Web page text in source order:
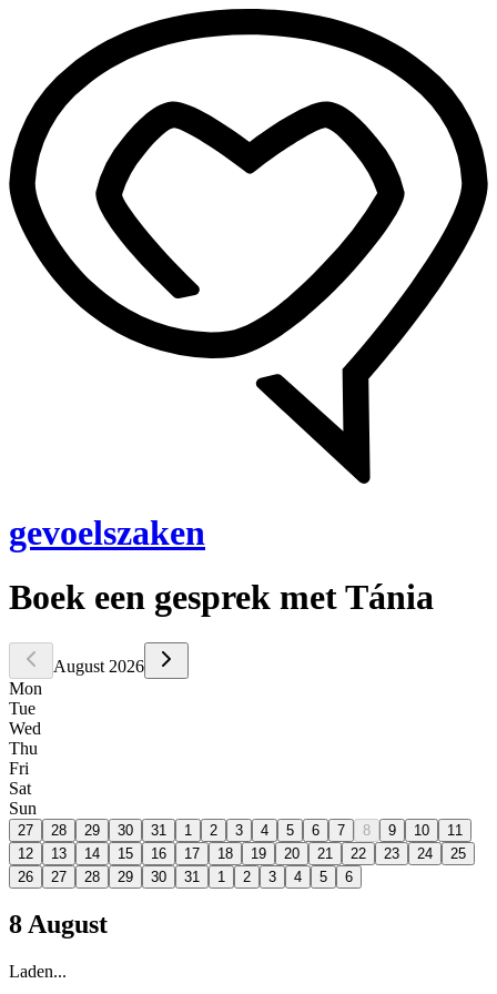
gevoelszaken
Boek een gesprek met Tánia
August 2026
Mon
Tue
Wed
Thu
Fri
Sat
Sun
27 28 29 30 31 1 2 3 4 5 6 7 8 9 10
11
12
13 14 15 16 17 18 19 20 21 22 23 24
25
26
27 28 29 30 31 1 2 3 4 5 6
8 August
Laden...